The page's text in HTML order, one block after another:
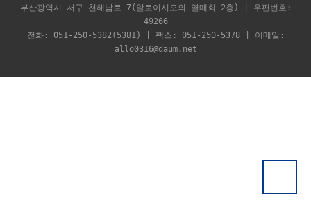
부산광역시 서구 천해남로 7(알로이시오의 열매회 2층) | 우편번호:
49266
전화: 051-250-5382(5381) | 팩스: 051-250-5378 | 이메일:
allo0316@daum.net